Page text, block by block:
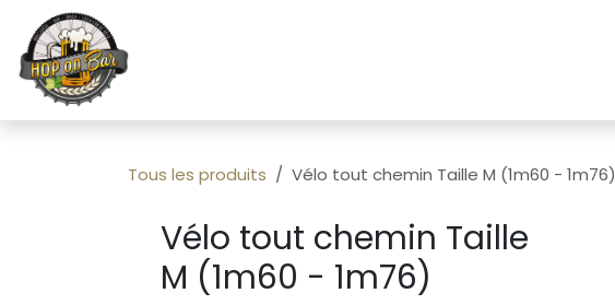
Se rendre au contenu
Tous les produits Vélo tout chemin Taille M (1m60 - 1m76)
Vélo tout chemin Taille
M (1m60 - 1m76)